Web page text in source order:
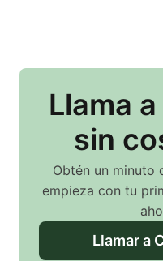
Llama
sin
Obtén un minuto
empieza con tu
Llamara